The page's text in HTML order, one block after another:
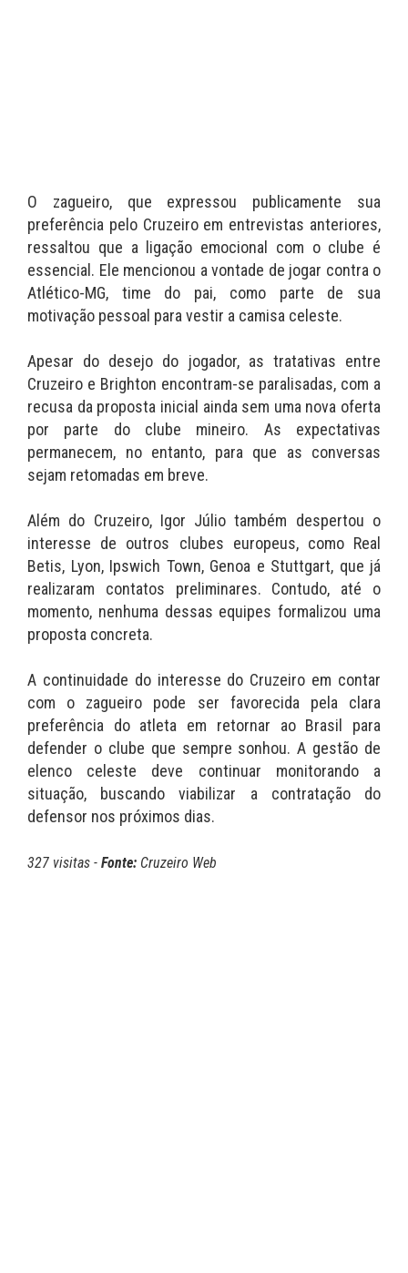
O zagueiro, que expressou publicamente sua
preferência pelo Cruzeiro em entrevistas anteriores,
ressaltou que a ligação emocional com o clube é
essencial. Ele mencionou a vontade de jogar contra o
Atlético-MG, time do pai, como parte de sua
motivação pessoal para vestir a camisa celeste.
Apesar do desejo do jogador, as tratativas entre
Cruzeiro e Brighton encontram-se paralisadas, com a
recusa da proposta inicial ainda sem uma nova oferta
por parte do clube mineiro. As expectativas
permanecem, no entanto, para que as conversas
sejam retomadas em breve.
Além do Cruzeiro, Igor Júlio também despertou o
interesse de outros clubes europeus, como Real
Betis, Lyon, Ipswich Town, Genoa e Stuttgart, que já
realizaram contatos preliminares. Contudo, até o
momento, nenhuma dessas equipes formalizou uma
proposta concreta.
A continuidade do interesse do Cruzeiro em contar
com o zagueiro pode ser favorecida pela clara
preferência do atleta em retornar ao Brasil para
defender o clube que sempre sonhou. A gestão de
elenco celeste deve continuar monitorando a
situação, buscando viabilizar a contratação do
defensor nos próximos dias.
327 visitas - Fonte: Cruzeiro Web